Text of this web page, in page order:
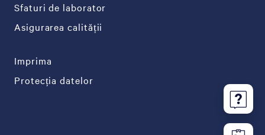
Sfaturi de laborator
Asigurarea calității
Imprima
Protecția datelor